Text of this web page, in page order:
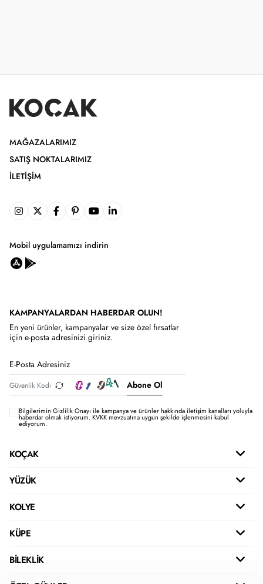
MAĞAZALARIMIZ
SATIŞ NOKTALARIMIZ
İLETIŞIM
Mobil uygulamamızı indirin
KAMPANYALARDAN HABERDAR OLUN!
En yeni ürünler, kampanyalar ve size özel fırsatlar
için e-posta adresinizi giriniz.
Abone Ol
Bilgilerimin Gizlilik Onayı ile kampanya ve ürünler hakkında iletişim kanalları yoluyla
haberdar olmak istiyorum.KVKK mevzuatına uygun şekilde işlenmesini kabul
ediyorum.
KOÇAK
YÜZÜK
KOLYE
KÜPE
BİLEKLİK